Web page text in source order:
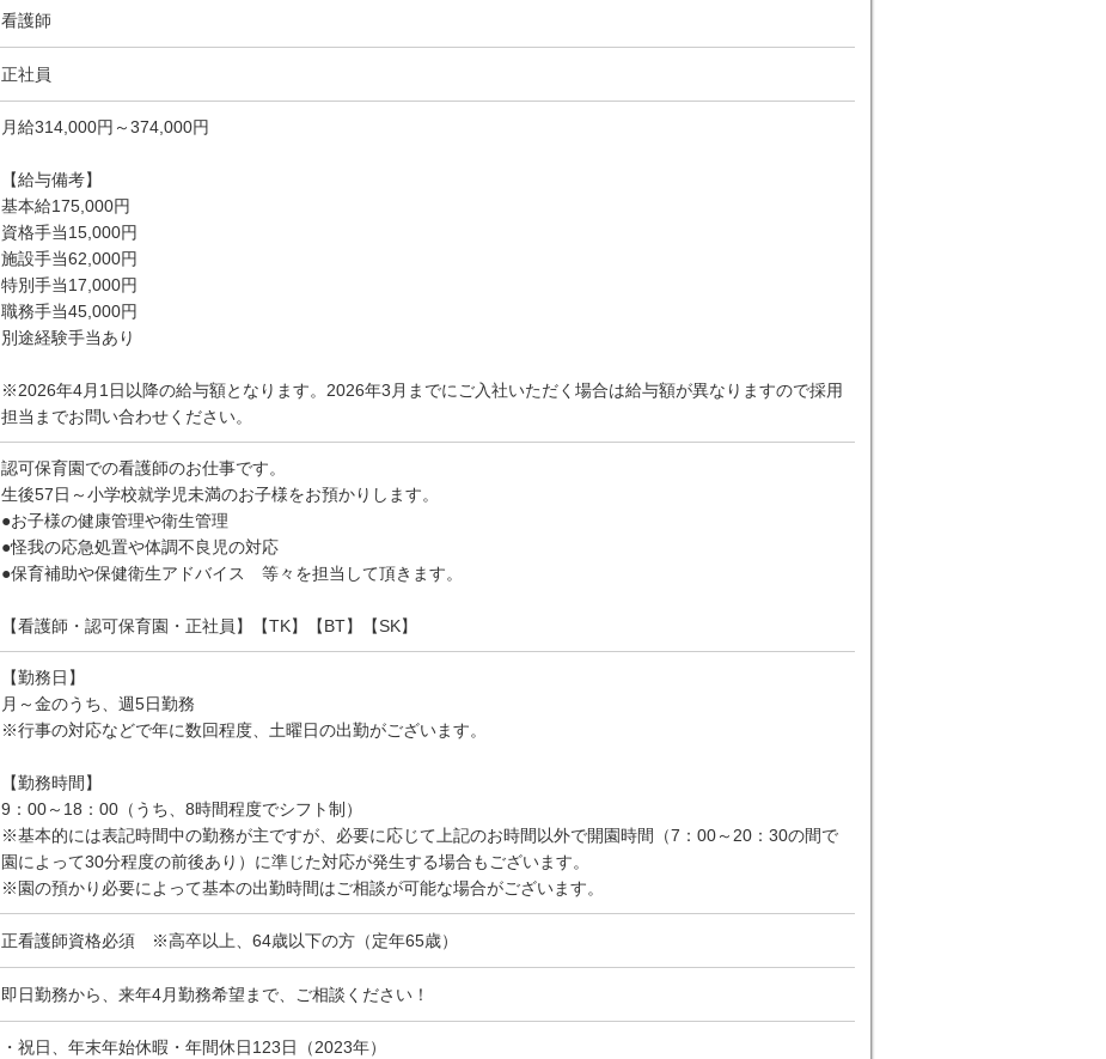
看護師
正社員
月給314,000円～374,000円
【給与備考】
基本給175,000円
資格手当15,000円
施設手当62,000円
特別手当17,000円
職務手当45,000円
別途経験手当あり
※2026年4月1日以降の給与額となります。2026年3月までにご入社いただく場合は給与額が異なりますので採用
担当までお問い合わせください。
認可保育園での看護師のお仕事です。
生後57日～小学校就学児未満のお子様をお預かりします。
●お子様の健康管理や衛生管理
●怪我の応急処置や体調不良児の対応
●保育補助や保健衛生アドバイス 等々を担当して頂きます。
【看護師・認可保育園・正社員】【TK】【BT】【SK】
【勤務日】
月～金のうち、週5日勤務
※行事の対応などで年に数回程度、土曜日の出勤がございます。
【勤務時間】
9：00～18：00（うち、8時間程度でシフト制）
※基本的には表記時間中の勤務が主ですが、必要に応じて上記のお時間以外で開園時間（7：00～20：30の間で
園によって30分程度の前後あり）に準じた対応が発生する場合もございます。
※園の預かり必要によって基本の出勤時間はご相談が可能な場合がございます。
正看護師資格必須 ※高卒以上、64歳以下の方（定年65歳）
即日勤務から、来年4月勤務希望まで、ご相談ください！
・祝日、年末年始休暇・年間休日123日（2023年）